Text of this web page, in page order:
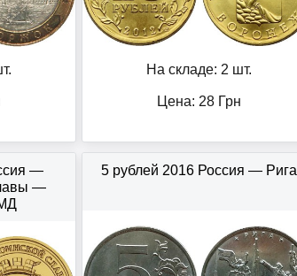
На складе: 2 шт.
Цена: 28 Грн
—
—
5 рублей 2016 Россия — Рига